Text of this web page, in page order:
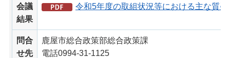
会議
結果
令和5年度の取組状況等における主な質
問合
せ先
鹿屋市総合政策部総合政策課
電話0994-31-1125